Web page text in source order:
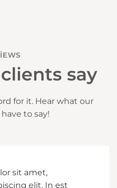
say
for it. Hear what our
to say!
sit amet,
elit. In est